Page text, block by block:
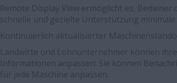
Remote Display View ermöglicht es,
schnelle und gezielte Unterstützung
Kontinuierlich aktualisierter
Landwirte und Lohnunternehmer können
Informationen anpassen: Sie können
für jede Maschine anpassen.